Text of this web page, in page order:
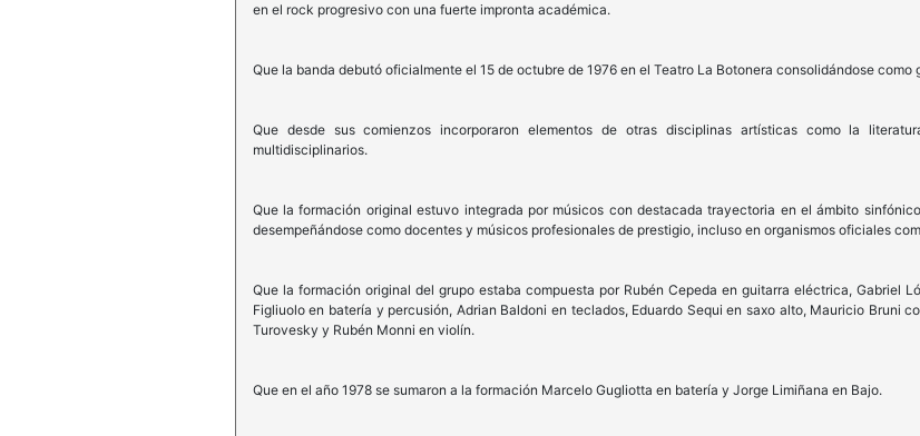
en el rock progresivo con una fuerte impronta académica.
Que la banda debutó oficialmente el 15 de octubre de 1976 en el Teatro La Botonera consolidándose como
Que desde sus comienzos incorporaron elementos de otras disciplinas artísticas como la
multidisciplinarios.
Que la formación original estuvo integrada por músicos con destacada trayectoria en el ámbito
desempeñándose como docentes y músicos profesionales de prestigio, incluso en organismos oficiales
Que la formación original del grupo estaba compuesta por Rubén Cepeda en guitarra eléctrica, Gabriel
Figliuolo en batería y percusión, Adrian Baldoni en teclados, Eduardo Sequi en saxo alto, Mauricio Bruni
Turovesky y Rubén Monni en violín.
Que en el año 1978 se sumaron a la formación Marcelo Gugliotta en batería y Jorge Limiñana en Bajo.